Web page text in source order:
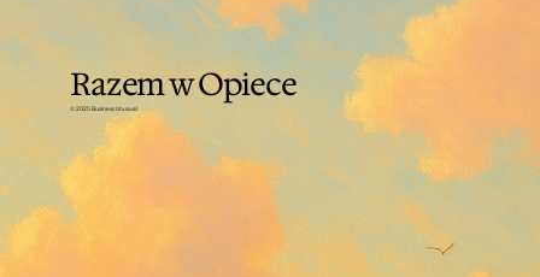
Razem w Opiece
© 2025 Business Unusual